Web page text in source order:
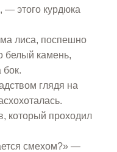
этого курдюка
лиса, поспешно
белый камень,
бок.
глядя на
который проходил
смехом?» —